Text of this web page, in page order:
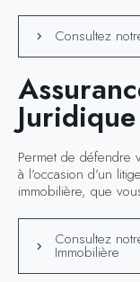
Consultez
Permet de défendre
à l’occasion d’un
immobilière, que
Consultez
Immobilière